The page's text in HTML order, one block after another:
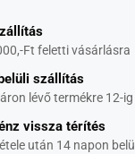
Ft feletti vásárlásra
szállítás
lévő termékre 12-ig
vissza térítés
után 14 napon belül